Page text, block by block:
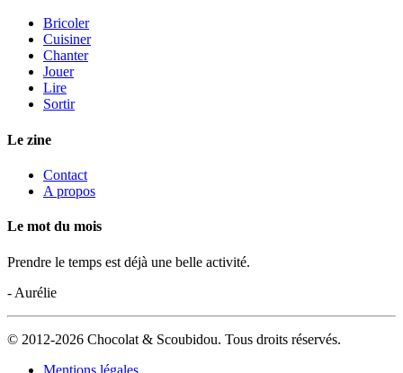
Bricoler
Cuisiner
Chanter
Jouer
Lire
Sortir
Le zine
Contact
A propos
Le mot du mois
Prendre le temps est déjà une belle activité.
- Aurélie
© 2012-2026 Chocolat & Scoubidou. Tous droits réservés.
Mentions légales